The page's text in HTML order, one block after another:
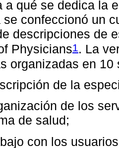
a qué se dedica la
se confeccionó un
descripciones de
Physicians1 . La
organizadas en 10
de la
de los
de salud;
con los